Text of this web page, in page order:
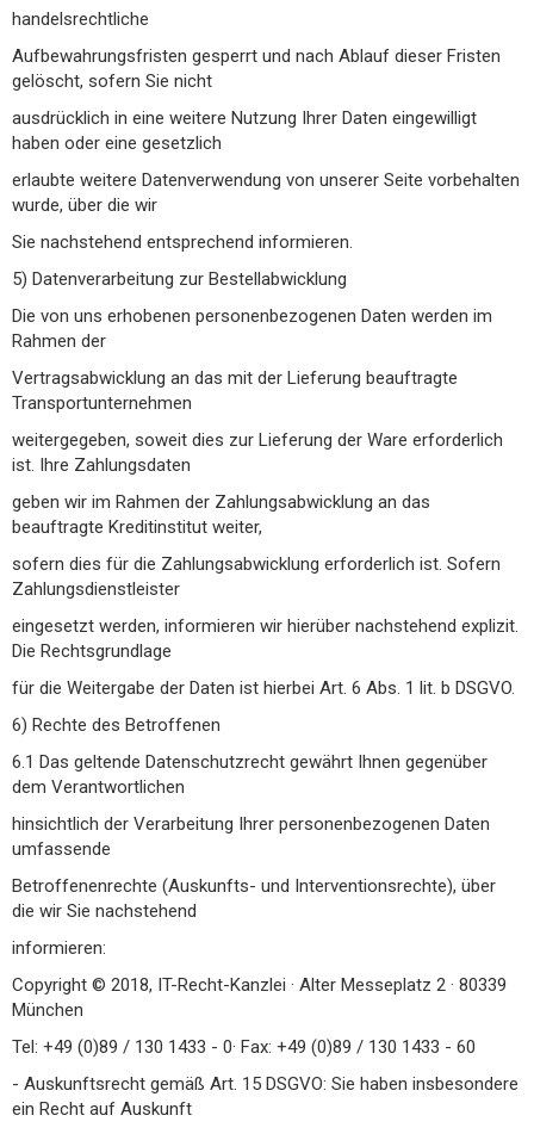
handelsrechtliche
Aufbewahrungsfristen gesperrt und nach Ablauf dieser Fristen
gelöscht, sofern Sie nicht
ausdrücklich in eine weitere Nutzung Ihrer Daten eingewilligt
haben oder eine gesetzlich
erlaubte weitere Datenverwendung von unserer Seite vorbehalten
wurde, über die wir
Sie nachstehend entsprechend informieren.
5) Datenverarbeitung zur Bestellabwicklung
Die von uns erhobenen personenbezogenen Daten werden im
Rahmen der
Vertragsabwicklung an das mit der Lieferung beauftragte
Transportunternehmen
weitergegeben, soweit dies zur Lieferung der Ware erforderlich
ist. Ihre Zahlungsdaten
geben wir im Rahmen der Zahlungsabwicklung an das
beauftragte Kreditinstitut weiter,
sofern dies für die Zahlungsabwicklung erforderlich ist. Sofern
Zahlungsdienstleister
eingesetzt werden, informieren wir hierüber nachstehend explizit.
Die Rechtsgrundlage
für die Weitergabe der Daten ist hierbei Art. 6 Abs. 1 lit. b DSGVO.
6) Rechte des Betroffenen
6.1 Das geltende Datenschutzrecht gewährt Ihnen gegenüber
dem Verantwortlichen
hinsichtlich der Verarbeitung Ihrer personenbezogenen Daten
umfassende
Betroffenenrechte (Auskunfts- und Interventionsrechte), über
die wir Sie nachstehend
informieren:
Copyright © 2018, IT-Recht-Kanzlei · Alter Messeplatz 2 · 80339
München
Tel: +49 (0)89 / 130 1433 - 0· Fax: +49 (0)89 / 130 1433 - 60
- Auskunftsrecht gemäß Art. 15 DSGVO: Sie haben insbesondere
ein Recht auf Auskunft